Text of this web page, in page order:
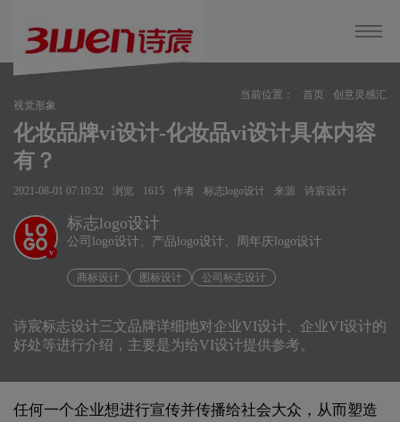
当前位置： 首页
创意灵感汇
视觉形象
化妆品牌vi设计-化妆品vi设计具体内容
有？
2021-08-01 07:10:32 浏览 1615 作者 标志logo设计 来源 诗宸设计
v
标志logo设计
公司logo设计、产品logo设计、周年庆logo设计
商标设计 图标设计 公司标志设计
诗宸标志设计三文品牌详细地对企业VI设计、企业VI设计的
好处等进行介绍，主要是为给VI设计提供参考。
任何一个企业想进行宣传并传播给社会大众，从而塑造